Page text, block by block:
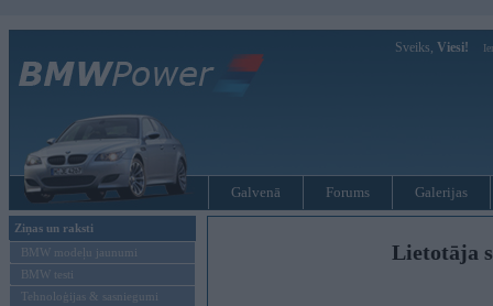
Sveiks, Viesi!
Galvenā Forums Galerijas
Ziņas un raksti
BMW modeļu jaunumi
BMW testi
Tehnoloģijas & sasniegumi
Lietotāja